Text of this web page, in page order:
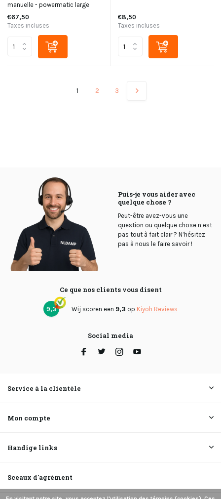
manuelle - powermatic large
€67,50
Taxes incluses
€8,50
Taxes incluses
1 2 3
Puis-je vous aider avec
quelque chose ?
Peut-être avez-vous une
question ou quelque chose n’est
pas tout à fait clair ? N’hésitez
pas à nous le faire savoir !
Ce que nos clients vous disent
9,3 Wij scoren een 9,3 op Kiyoh Reviews
Social media
Service à la clientèle
Mon compte
Handige links
Sceaux d'agrément